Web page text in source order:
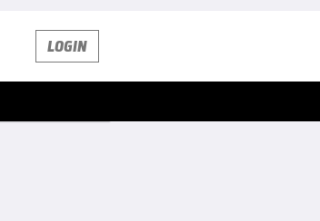
LOGIN